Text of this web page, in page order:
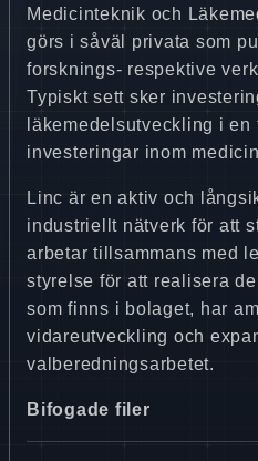
Medicinteknik och
görs i såväl privata som
forsknings- respektive
Typiskt sett sker
läkemedelsutveckling i
investeringar inom
Linc är en aktiv och
industriellt nätverk för att
arbetar tillsammans med
styrelse för att realisera
som finns i bolaget, har
vidareutveckling och
valberedningsarbetet.
Bifogade filer